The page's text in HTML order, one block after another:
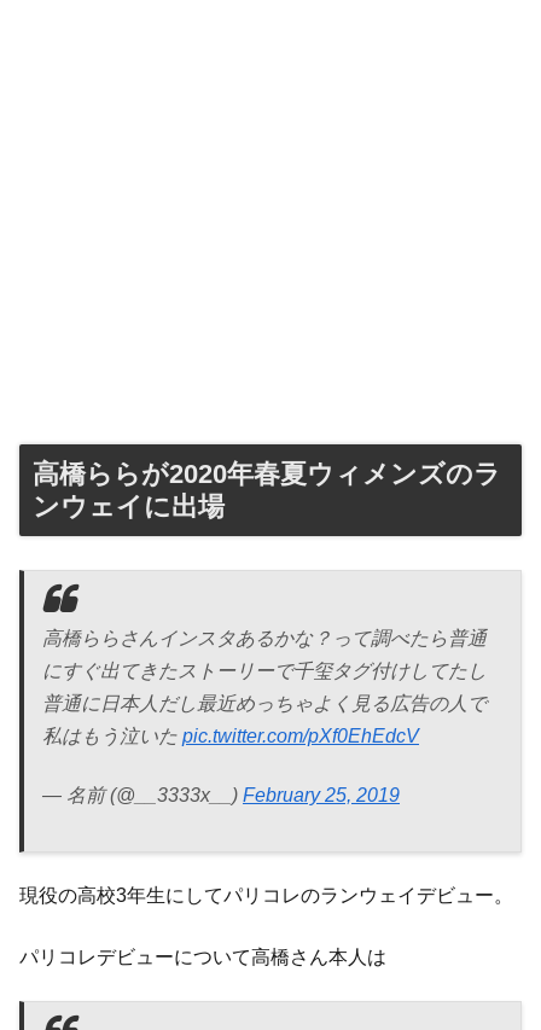
高橋ららが2020年春夏ウィメンズのラ
ンウェイに出場
高橋ららさんインスタあるかな？って調べたら普通
にすぐ出てきたストーリーで千玺タグ付けしてたし
普通に日本人だし最近めっちゃよく見る広告の人で
私はもう泣いた pic.twitter.com/pXf0EhEdcV
— 名前 (@__3333x__) February 25, 2019
現役の高校3年生にしてパリコレのランウェイデビュー。
パリコレデビューについて高橋さん本人は